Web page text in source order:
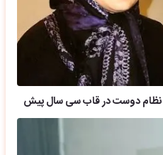
نظام دوست در قاب سی سال پیش